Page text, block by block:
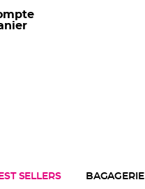
SELLERS BAGAGERIE